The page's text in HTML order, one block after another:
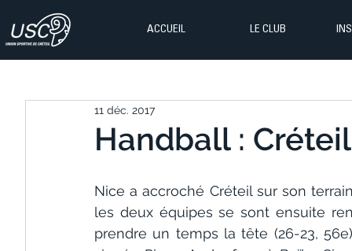
ACCUEIL LE CLUB
Handball :
11 déc. 2017
Nice a accroché Créteil sur son
les deux équipes se sont ensuite
prendre un temps la tête (26-23,